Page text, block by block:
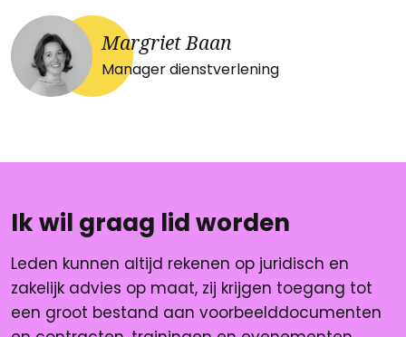
Margriet Baan
Manager dienstverlening
Ik wil graag lid worden
Leden kunnen altijd rekenen op juridisch en
zakelijk advies op maat, zij krijgen toegang tot
een groot bestand aan voorbeelddocumenten